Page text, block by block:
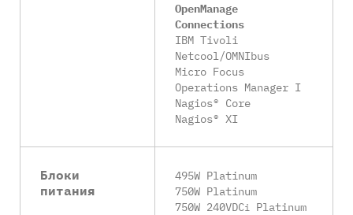
OpenManage
Connections
IBM Tivoli
Netcool/OMNIbus
Micro Focus
Operations Manager I
Nagios® Core
Nagios® XI
Блоки
питания
495W Platinum
750W Platinum
750W 240VDCi
Platinum